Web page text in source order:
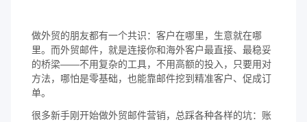
做外贸的朋友都有一个共识：客户在哪里，生意就在哪
里。而外贸邮件，就是连接你和海外客户最直接、最稳妥
的桥梁——不用复杂的工具，不用高额的投入，只要用对
方法，哪怕是零基础，也能靠邮件挖到精准客户、促成订
单。
很多新手刚开始做外贸邮件营销，总踩各种各样的坑：账